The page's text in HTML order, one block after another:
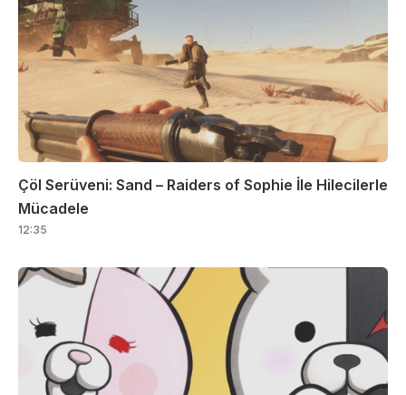
Çöl Serüveni: Sand – Raiders of Sophie İle Hilecilerle
Mücadele
12:35